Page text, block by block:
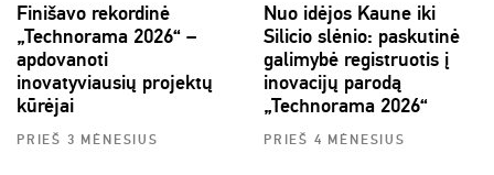
Finišavo rekordinė
„Technorama 2026“ –
apdovanoti
inovatyviausių projektų
kūrėjai
PRIEŠ 3 MĖNESIUS
Nuo idėjos Kaune iki
Silicio slėnio: paskutinė
galimybė registruotis į
inovacijų parodą
„Technorama 2026“
PRIEŠ 4 MĖNESIUS